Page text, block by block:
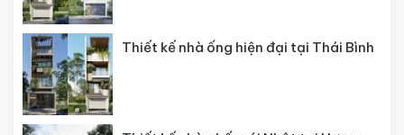
Thiết kế nhà ống hiện đại tại Thái Bình